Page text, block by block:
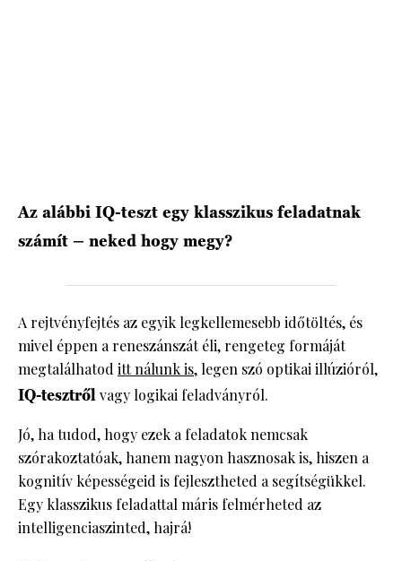
Az alábbi IQ-teszt egy klasszikus feladatnak
számít – neked hogy megy?
A rejtvényfejtés az egyik legkellemesebb időtöltés, és
mivel éppen a reneszánszát éli, rengeteg formáját
megtalálhatod itt nálunk is, legen szó optikai illúzióról,
IQ-tesztrőlvagy logikai feladványról.
Jó, ha tudod, hogy ezek a feladatok nemcsak
szórakoztatóak, hanem nagyon hasznosak is, hiszen a
kognitív képességeid is fejlesztheted a segítségükkel.
Egy klasszikus feladattal máris felmérheted az
intelligenciaszinted, hajrá!